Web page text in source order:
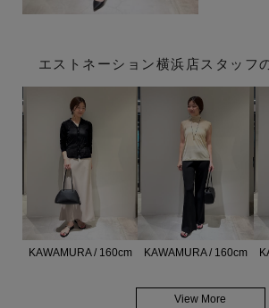
エストネーション横浜店スタッフ
KAWAMURA / 160cm KAWAMURA / 160cm
View More